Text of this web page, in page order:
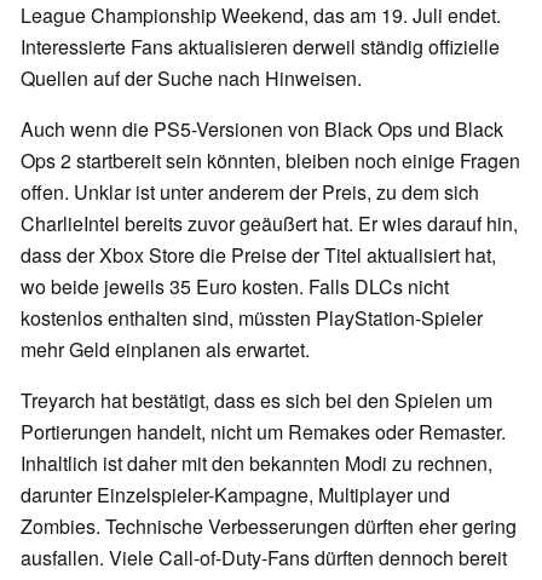
League Championship Weekend, das am 19. Juli endet.
Interessierte Fans aktualisieren derweil ständig offizielle
Quellen auf der Suche nach Hinweisen.
Auch wenn die PS5-Versionen von Black Ops und Black
Ops 2 startbereit sein könnten, bleiben noch einige Fragen
offen. Unklar ist unter anderem der Preis, zu dem sich
CharlieIntel bereits zuvor geäußert hat. Er wies darauf hin,
dass der Xbox Store die Preise der Titel aktualisiert hat,
wo beide jeweils 35 Euro kosten. Falls DLCs nicht
kostenlos enthalten sind, müssten PlayStation-Spieler
mehr Geld einplanen als erwartet.
Treyarch hat bestätigt, dass es sich bei den Spielen um
Portierungen handelt, nicht um Remakes oder Remaster.
Inhaltlich ist daher mit den bekannten Modi zu rechnen,
darunter Einzelspieler-Kampagne, Multiplayer und
Zombies. Technische Verbesserungen dürften eher gering
ausfallen. Viele Call-of-Duty-Fans dürften dennoch bereit